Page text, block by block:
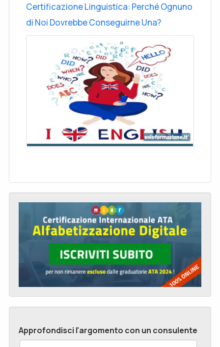
Certificazione Linguistica: Perché Ognuno
di Noi Dovrebbe Conseguirne Una?
Approfondisci l'argomento con un consulente